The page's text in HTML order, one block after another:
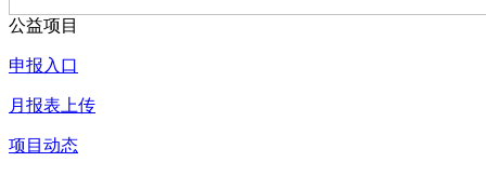
公益项目
申报入口
月报表上传
项目动态